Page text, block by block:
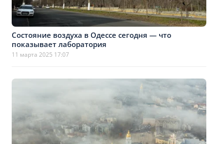
Состояние воздуха в Одессе сегодня — что
показывает лаборатория
11 марта 2025 17:07